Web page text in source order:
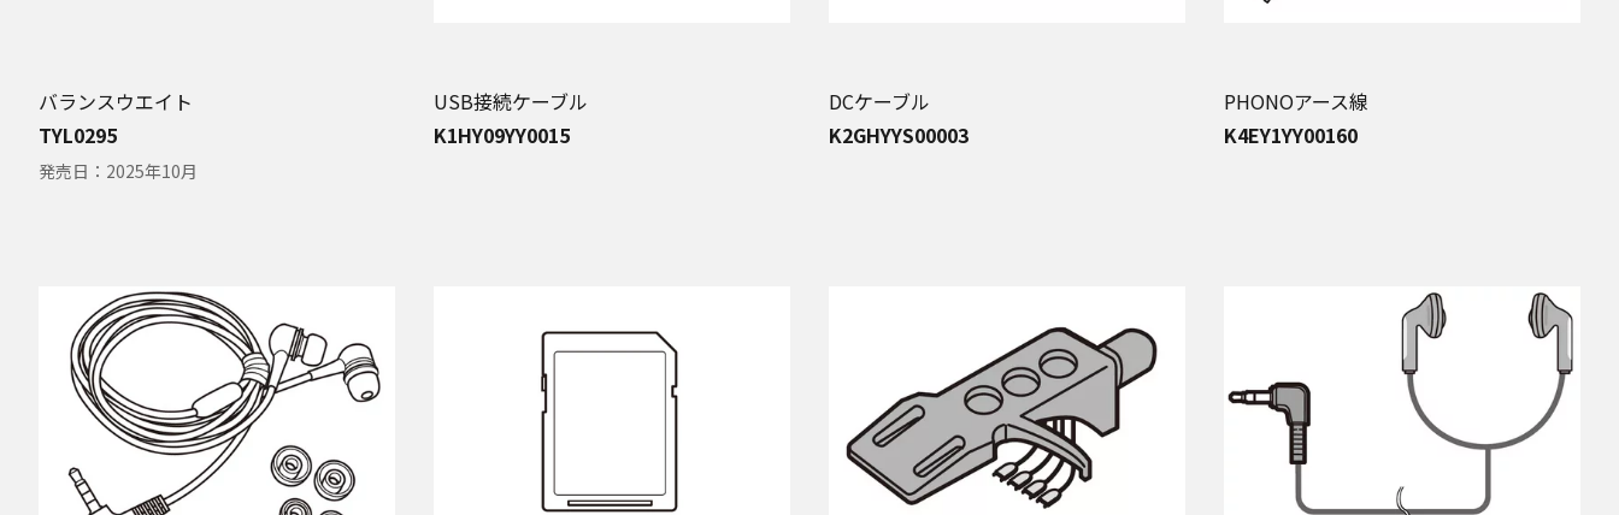
バランスウエイト
TYL0295
発売日： 2025年10月
USB接続ケーブル
K1HY09YY0015
DCケーブル
K2GHYYS00003
PHONOアース線
K4EY1YY00160